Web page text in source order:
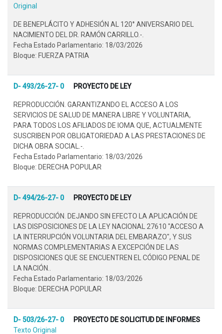
Original
DE BENEPLÁCITO Y ADHESIÓN AL 120° ANIVERSARIO DEL
NACIMIENTO DEL DR. RAMÓN CARRILLO.-.
Fecha Estado Parlamentario: 18/03/2026
Bloque: FUERZA PATRIA
D- 493/26-27- 0 PROYECTO DE LEY
REPRODUCCIÓN. GARANTIZANDO EL ACCESO A LOS
SERVICIOS DE SALUD DE MANERA LIBRE Y VOLUNTARIA,
PARA TODOS LOS AFILIADOS DE IOMA QUE, ACTUALMENTE
SUSCRIBEN POR OBLIGATORIEDAD A LAS PRESTACIONES DE
DICHA OBRA SOCIAL.-.
Fecha Estado Parlamentario: 18/03/2026
Bloque: DERECHA POPULAR
D- 494/26-27- 0 PROYECTO DE LEY
REPRODUCCIÓN. DEJANDO SIN EFECTO LA APLICACIÓN DE
LAS DISPOSICIONES DE LA LEY NACIONAL 27610 "ACCESO A
LA INTERRUPCIÓN VOLUNTARIA DEL EMBARAZO", Y SUS
NORMAS COMPLEMENTARIAS A EXCEPCIÓN DE LAS
DISPOSICIONES QUE SE ENCUENTREN EL CÓDIGO PENAL DE
LA NACIÓN..
Fecha Estado Parlamentario: 18/03/2026
Bloque: DERECHA POPULAR
D- 503/26-27- 0
PROYECTO DE SOLICITUD DE INFORMES
Texto Original